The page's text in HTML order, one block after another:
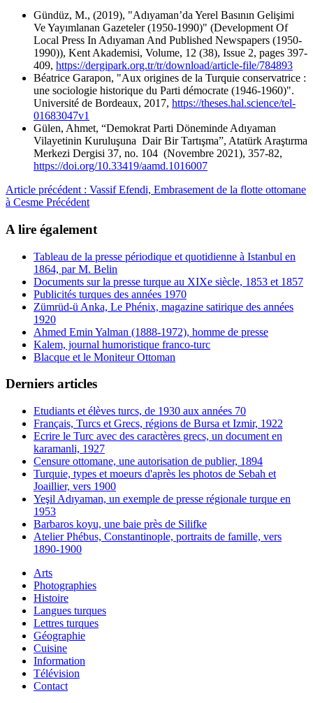
Gündüz, M., (2019), "Adıyaman’da Yerel Basının Gelişimi
Ve Yayımlanan Gazeteler (1950-1990)" (Development Of
Local Press In Adıyaman And Published Newspapers (1950-
1990)), Kent Akademisi, Volume, 12 (38), Issue 2, pages 397-
409, https://dergipark.org.tr/tr/download/article-file/784893
Béatrice Garapon, "Aux origines de la Turquie conservatrice :
une sociologie historique du Parti démocrate (1946-1960)".
Université de Bordeaux, 2017, https://theses.hal.science/tel-
01683047v1
Gülen, Ahmet, “Demokrat Parti Döneminde Adıyaman
Vilayetinin Kuruluşuna Dair Bir Tartışma”, Atatürk Araştırma
Merkezi Dergisi 37, no. 104 (Novembre 2021), 357-82,
https://doi.org/10.33419/aamd.1016007
Article précédent : Vassif Efendi, Embrasement de la flotte ottomane
à Cesme Précédent
A lire également
Tableau de la presse périodique et quotidienne à Istanbul en
1864, par M. Belin
Documents sur la presse turque au XIXe siècle, 1853 et 1857
Publicités turques des années 1970
Zümrüd-ü Anka, Le Phénix, magazine satirique des années
1920
Ahmed Emin Yalman (1888-1972), homme de presse
Kalem, journal humoristique franco-turc
Blacque et le Moniteur Ottoman
Derniers articles
Etudiants et élèves turcs, de 1930 aux années 70
Français, Turcs et Grecs, régions de Bursa et Izmir, 1922
Ecrire le Turc avec des caractères grecs, un document en
karamanli, 1927
Censure ottomane, une autorisation de publier, 1894
Turquie, types et moeurs d'après les photos de Sebah et
Joaillier, vers 1900
Yeşil Adıyaman, un exemple de presse régionale turque en
1953
Barbaros koyu, une baie près de Silifke
Atelier Phébus, Constantinople, portraits de famille, vers
1890-1900
Arts
Photographies
Histoire
Langues turques
Lettres turques
Géographie
Cuisine
Information
Télévision
Contact